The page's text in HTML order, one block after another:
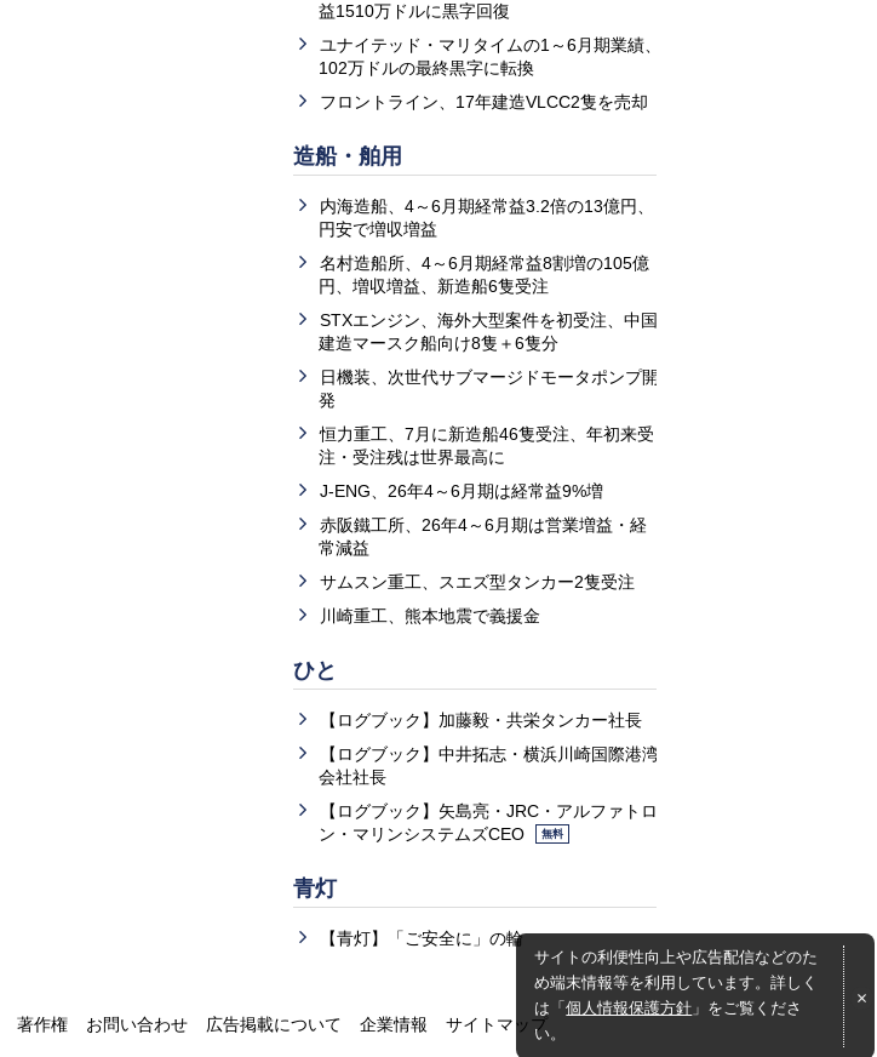
益1510万ドルに黒字回復
ユナイテッド・マリタイムの1～6月期業績、
102万ドルの最終黒字に転換
フロントライン、17年建造VLCC2隻を売却
造船・舶用
内海造船、4～6月期経常益3.2倍の13億円、
円安で増収増益
名村造船所、4～6月期経常益8割増の105億
円、増収増益、新造船6隻受注
STXエンジン、海外大型案件を初受注、中国
建造マースク船向け8隻＋6隻分
日機装、次世代サブマージドモータポンプ開
発
恒力重工、7月に新造船46隻受注、年初来受
注・受注残は世界最高に
J-ENG、26年4～6月期は経常益9%増
赤阪鐵工所、26年4～6月期は営業増益・経
常減益
サムスン重工、スエズ型タンカー2隻受注
川崎重工、熊本地震で義援金
ひと
【ログブック】加藤毅・共栄タンカー社長
【ログブック】中井拓志・横浜川崎国際港湾
会社社長
【ログブック】矢島亮・JRC・アルファトロ
ン・マリンシステムズCEO
無料
青灯
【青灯】「ご安全に」の輪
サイトの利便性向上や広告配信などのた
め端末情報等を利用しています。詳しく
は「個人情報保護方針 」をご覧くださ
い。
著作権 お問い合わせ 広告掲載について 企業情報
サイトマップ